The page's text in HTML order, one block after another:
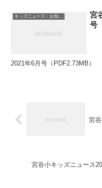
キッズニュース・お知らせ
宮
号
2021年6月号（PDF2.73MB）
宮
宮谷小キッズニュース